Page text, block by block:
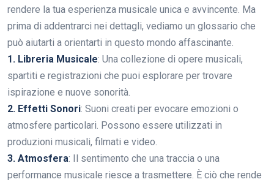
rendere la tua esperienza musicale unica e avvincente. Ma
prima di addentrarci nei dettagli, vediamo un glossario che
può aiutarti a orientarti in questo mondo affascinante.
1. Libreria Musicale: Una collezione di opere musicali,
spartiti e registrazioni che puoi esplorare per trovare
ispirazione e nuove sonorità.
2. Effetti Sonori: Suoni creati per evocare emozioni o
atmosfere particolari. Possono essere utilizzati in
produzioni musicali, filmati e video.
3. Atmosfera: Il sentimento che una traccia o una
performance musicale riesce a trasmettere. È ciò che rende